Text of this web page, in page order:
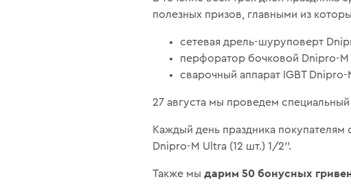
полезных призов, главными из
сетевая дрель-шуруповерт
перфоратор бочковой Dnipro-M
сварочный аппарат IGBT Dnipro-
27 августа мы проведем
Каждый день праздника
Dnipro-M Ultra (12 шт.) 1/2''.
Также мыдарим 50 бонусных